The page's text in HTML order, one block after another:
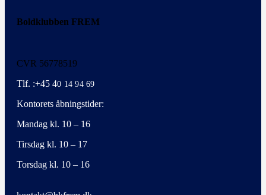
Boldklubben FREM
CVR 56778519
Tlf. :+45 40 14 94 69
Kontorets åbningstider:
Mandag kl. 10 – 16
Tirsdag kl. 10 – 17
Torsdag kl. 10 – 16